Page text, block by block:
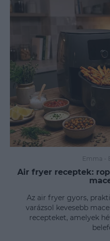
Emma -
Air fryer receptek:
Az air fryer gyors,
varázsol kevesebb
recepteket, amelyek